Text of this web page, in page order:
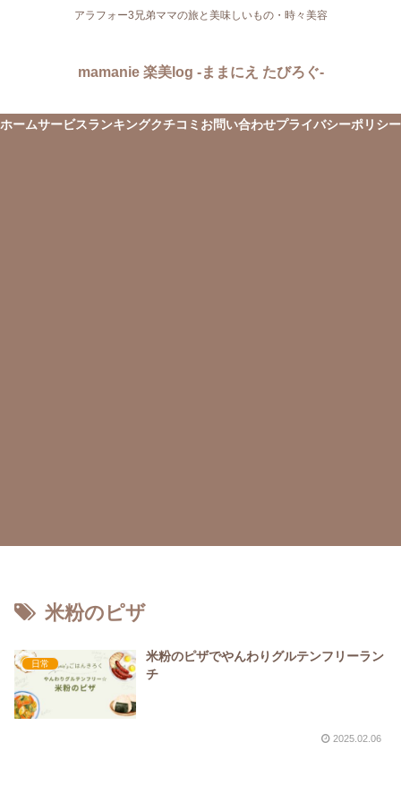
アラフォー3兄弟ママの旅と美味しいもの・時々美容
mamanie 楽美log -ままにえ たびろぐ-
ホームサービスランキングクチコミ お問い合わせプライバシーポリシー
米粉のピザ
日常
米粉のピザでやんわりグルテンフリーラン
チ
2025.02.06